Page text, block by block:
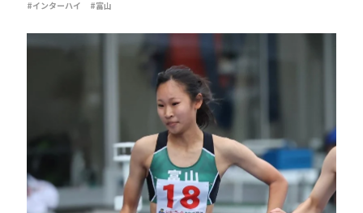
#インターハイ #富山